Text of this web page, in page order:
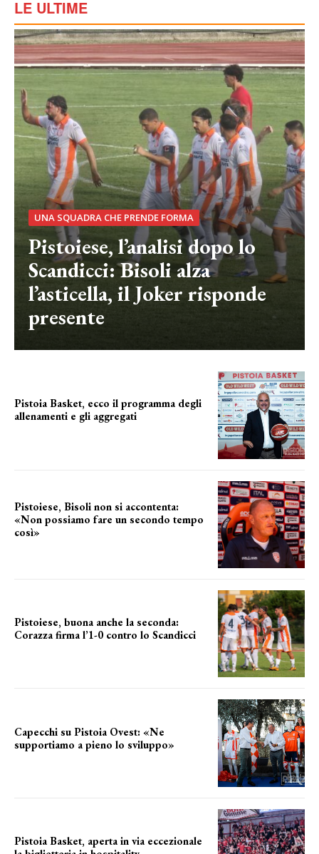
LE ULTIME
UNA SQUADRA CHE PRENDE FORMA
Pistoiese, l’analisi dopo lo
Scandicci: Bisoli alza
l’asticella, il Joker risponde
presente
Pistoia Basket, ecco il programma degli
allenamenti e gli aggregati
Pistoiese, Bisoli non si accontenta:
«Non possiamo fare un secondo tempo
così»
Pistoiese, buona anche la seconda:
Corazza firma l’1-0 contro lo Scandicci
Capecchi su Pistoia Ovest: «Ne
supportiamo a pieno lo sviluppo»
Pistoia Basket, aperta in via eccezionale